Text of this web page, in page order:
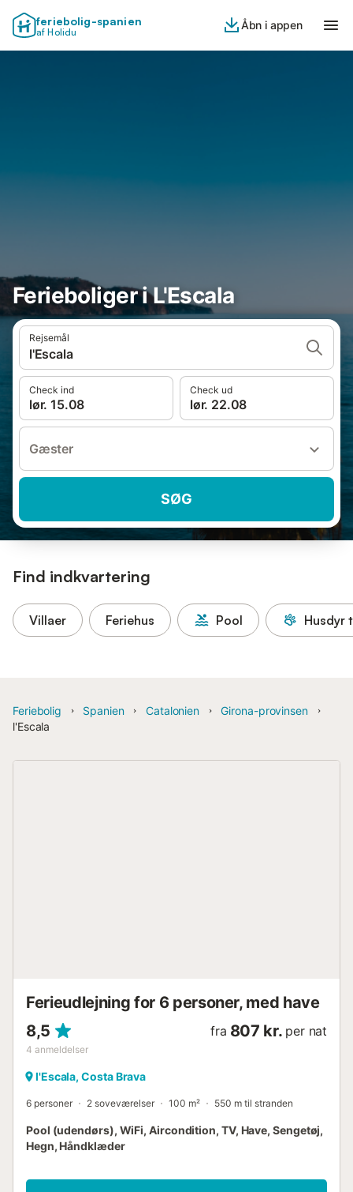
feriebolig-spanien
af Holidu
Åbn i appen
Ferieboliger i L'Escala
Rejsemål
l'Escala
Check ind
lør. 15.08
Check ud
lør. 22.08
Gæster
SØG
Find indkvartering
Villaer Feriehus Pool Husdyr
Feriebolig Spanien Catalonien
Girona-provinsen
l'Escala
Ferieudlejning for 6 personer, med have
8,5
4 anmeldelser
fra 807 kr. per nat
l'Escala, Costa Brava
6 personer 2 soveværelser 100 m² 550 m til stranden
Pool (udendørs), WiFi, Aircondition, TV, Have, Sengetøj,
Hegn, Håndklæder